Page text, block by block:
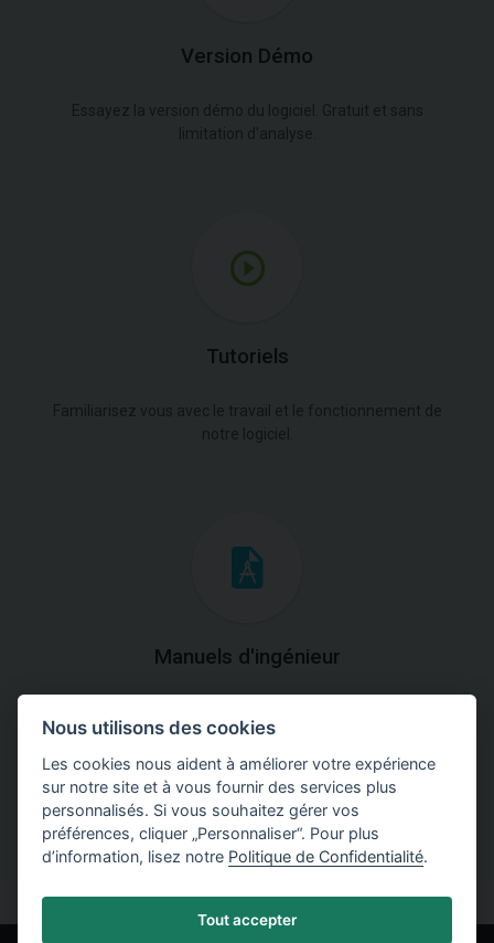
Version Démo
Essayez la version démo du logiciel. Gratuit et sans
limitation d'analyse.
Tutoriels
Familiarisez vous avec le travail et le fonctionnement de
notre logiciel.
Manuels d'ingénieur
théoriques et pratiques du fonctionnement des
programmes.
Nous utilisons des cookies
Les cookies nous aident à améliorer votre expérience
sur notre site et à vous fournir des services plus
personnalisés. Si vous souhaitez gérer vos
préférences, cliquer „Personnaliser“. Pour plus
d’information, lisez notre Politique de Confidentialité.
Tout accepter